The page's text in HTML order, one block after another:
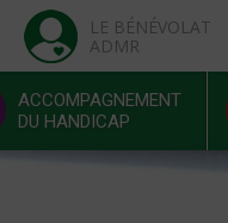
LE BÉNÉVOLAT
ADMR
ACCOMPAGNEMENT
DU HANDICAP